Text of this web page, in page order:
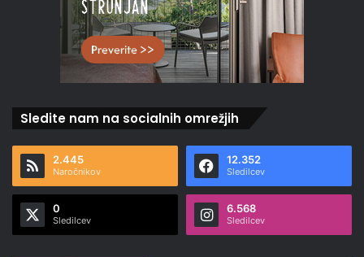
Sledite nam na socialnih omrežjih
2.445
Naročnikov
12.352
Sledilcev
0
Sledilcev
6.568
Sledilcev